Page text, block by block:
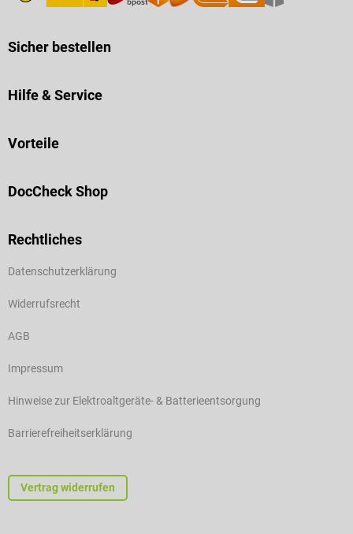
Sicher bestellen
Hilfe & Service
Vorteile
DocCheck Shop
Rechtliches
Datenschutzerklärung
Widerrufsrecht
AGB
Impressum
Hinweise zur Elektroaltgeräte- & Batterieentsorgung
Barrierefreiheitserklärung
Vertrag widerrufen